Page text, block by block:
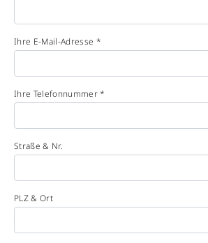
Ihre E-Mail-Adresse *
Ihre Telefonnummer *
Straße & Nr.
PLZ & Ort